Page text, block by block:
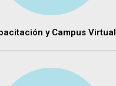
y Campus Virtual